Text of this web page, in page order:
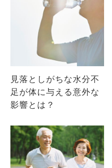
見落としがちな水分不
足が体に与える意外な
影響とは？